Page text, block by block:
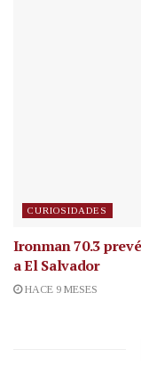
CURIOSIDADES
Ironman 70.3
a El Salvador
HACE 9 MESES